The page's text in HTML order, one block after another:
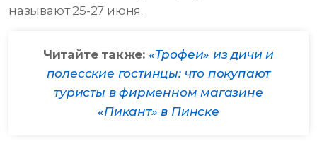
называют 25-27 июня.
Читайте также: «Трофеи» из дичи и
полесские гостинцы: что покупают
туристы в фирменном магазине
«Пикант» в Пинске